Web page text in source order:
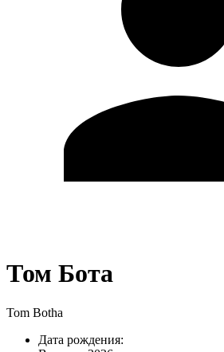
Том Бота
Tom Botha
Дата рождения: